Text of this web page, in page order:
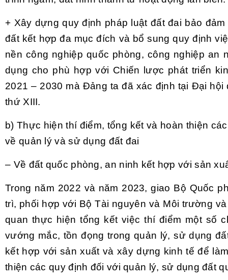
+ Xây dựng quy định pháp luật đất đai bảo
đất kết hợp đa mục đích và bổ sung quy định
nền công nghiệp quốc phòng, công nghiệp an
dụng cho phù hợp với Chiến lược phát triển
2021 – 2030 mà Đảng ta đã xác định tại Đại hội
thứ XIII.
b) Thực hiện thí điểm, tổng kết và hoàn thiện
về quản lý và sử dụng đất đai
– Về đất quốc phòng, an ninh kết hợp với sản
Trong năm 2022 và năm 2023, giao Bộ Quốc
trì, phối hợp với Bộ Tài nguyên và Môi trường
quan thực hiện tổng kết việc thí điểm một số
vướng mắc, tồn đọng trong quản lý, sử dụng
kết hợp với sản xuất và xây dựng kinh tế để
thiện các quy định đối với quản lý, sử dụng đất